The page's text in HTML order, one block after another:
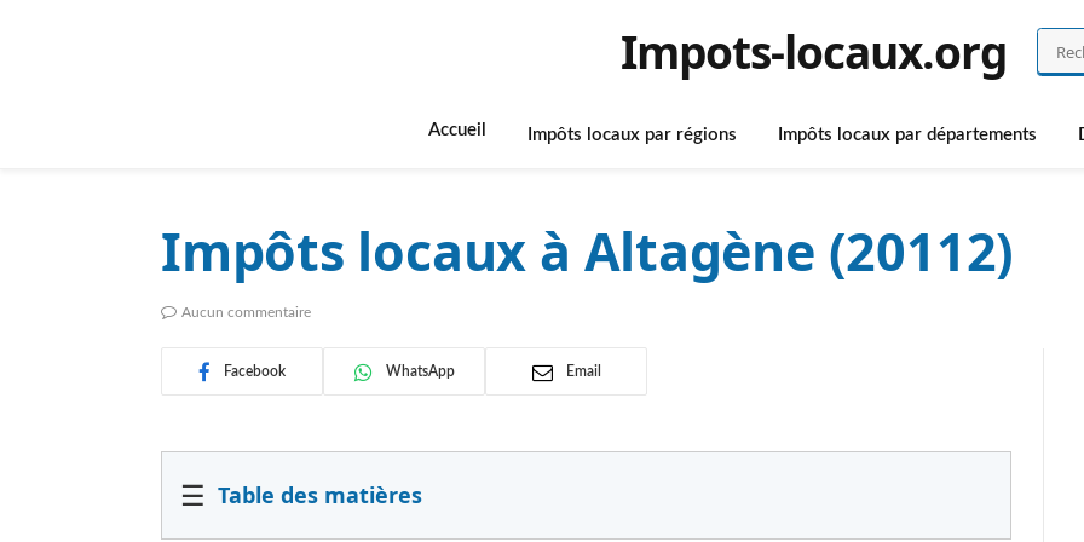
Impots-locaux.org
Accueil Impôts locaux par régions Impôts locaux par départements
Impôts locaux à Altagène (20112)
Aucun commentaire
Facebook WhatsApp Email
☰ Table des matières